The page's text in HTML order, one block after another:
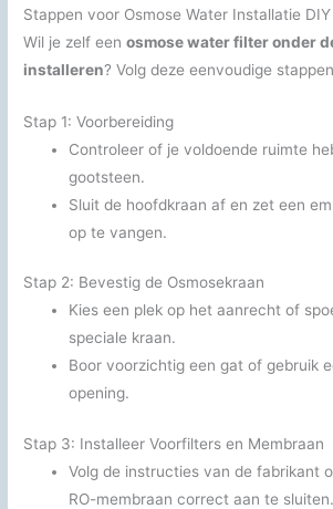
Stappen voor Osmose Water Installatie DIY
Wil je zelf eenosmose water filter onder
installeren? Volg deze eenvoudige
Stap 1: Voorbereiding
Controleer of je voldoende ruimte
gootsteen.
Sluit de hoofdkraan af en zet een
op te vangen.
Stap 2: Bevestig de Osmosekraan
Kies een plek op het aanrecht of
speciale kraan.
Boor voorzichtig een gat of gebruik
opening.
Stap 3: Installeer Voorfilters en Membraan
Volg de instructies van de fabrikant
RO-membraan correct aan te sluiten.